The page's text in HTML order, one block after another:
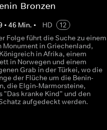
Bronzen
• 46 Min. • HD
12
Folge führt die Suche zu einem
Monument in Griechenland,
in Afrika, einem
in Norwegen und einem
Grab in der Türkei, wo die
der Flüche um die Benin-
die Elgin-Marmorsteine,
"Das kranke Kind" und den
aufgedeckt werden.